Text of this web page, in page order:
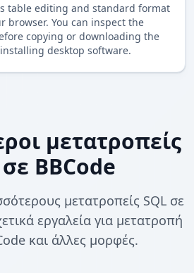
table editing and standard format
browser. You can inspect the
copying or downloading the
desktop software.
μετατροπείς
BBCode
μετατροπείς SQL σε
εργαλεία για μετατροπή
και άλλες μορφές.